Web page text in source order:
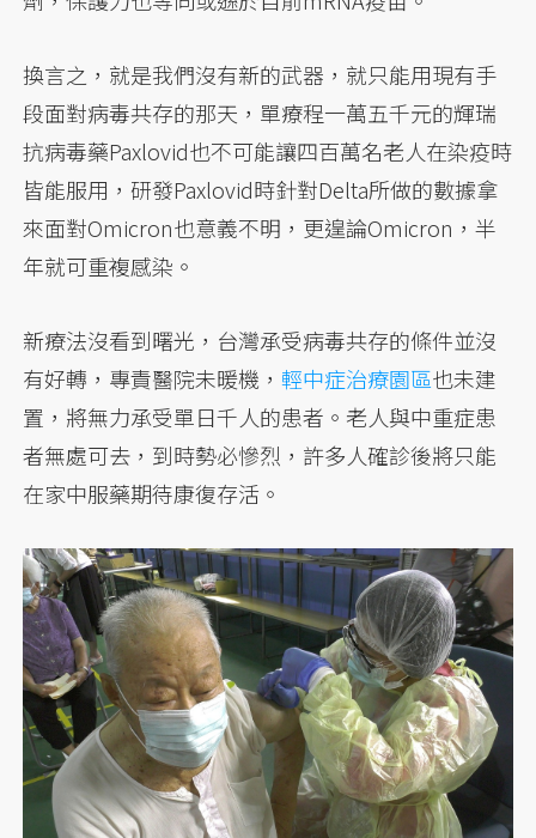
換言之，就是我們沒有新的武器，就只能用現有手
段面對病毒共存的那天，單療程一萬五千元的輝瑞
抗病毒藥Paxlovid也不可能讓四百萬名老人在染疫時
皆能服用，研發Paxlovid時針對Delta所做的數據拿
來面對Omicron也意義不明，更遑論Omicron，半
年就可重複感染。
新療法沒看到曙光，台灣承受病毒共存的條件並沒
有好轉，專責醫院未暖機，輕中症治療園區也未建
置，將無力承受單日千人的患者。老人與中重症患
者無處可去，到時勢必慘烈，許多人確診後將只能
在家中服藥期待康復存活。